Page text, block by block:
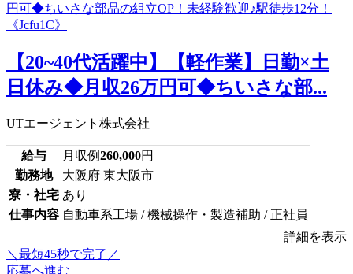
【20~40代活躍中】【軽作業】日勤×土
日休み◆月収26万円可◆ちいさな部...
UTエージェント株式会社
給与 月収例260,000円
勤務地
大阪府 東大阪市
寮・社宅 あり
仕事内容 自動車系工場 / 機械操作・製造補助 / 正社員
詳細を表示
＼最短45秒で完了／
応募へ進む